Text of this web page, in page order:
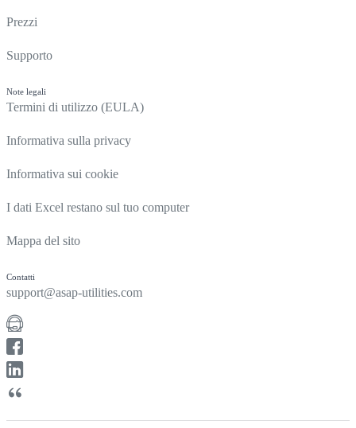
Prezzi
Supporto
Note legali
Termini di utilizzo (EULA)
Informativa sulla privacy
Informativa sui cookie
I dati Excel restano sul tuo computer
Mappa del sito
Contatti
support@asap-utilities.com